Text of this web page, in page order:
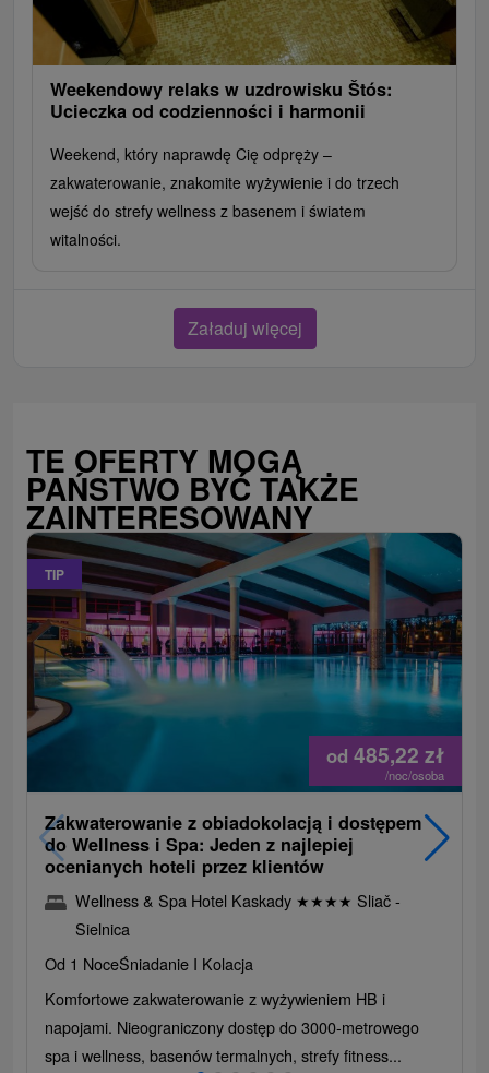
Weekendowy relaks w uzdrowisku Štós:
Ucieczka od codzienności i harmonii
Weekend, który naprawdę Cię odpręży –
zakwaterowanie, znakomite wyżywienie i do trzech
wejść do strefy wellness z basenem i światem
witalności.
Załaduj więcej
TE OFERTY MOGĄ
PAŃSTWO BYĆ TAKŻE
ZAINTERESOWANY
TIP
od 485,22 zł
/noc/osoba
Zakwaterowanie z obiadokolacją i dostępem
do Wellness i Spa: Jeden z najlepiej
ocenianych hoteli przez klientów
Wellness & Spa Hotel Kaskady ★★★★ Sliač -
Sielnica
Od 1 NoceŚniadanie I Kolacja
Komfortowe zakwaterowanie z wyżywieniem HB i
napojami. Nieograniczony dostęp do 3000-metrowego
spa i wellness, basenów termalnych, strefy fitness...